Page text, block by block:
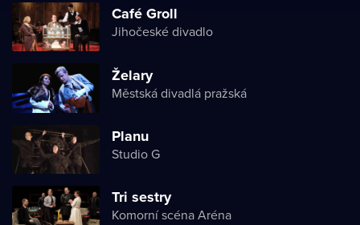
Café Groll
Jihočeské divadlo
Želary
Městská divadlá pražská
Planu
Studio G
Tri sestry
Komorní scéna Aréna